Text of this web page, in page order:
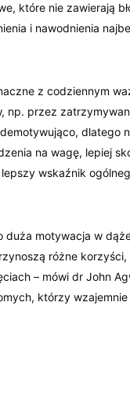
które nie zawierają
i nawodnienia
z codziennym
np. przez
na wagę, lepiej
wskaźnik
motywacja w
różne korzyści,
– mówi dr John
którzy